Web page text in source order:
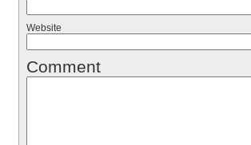
Website
Comment